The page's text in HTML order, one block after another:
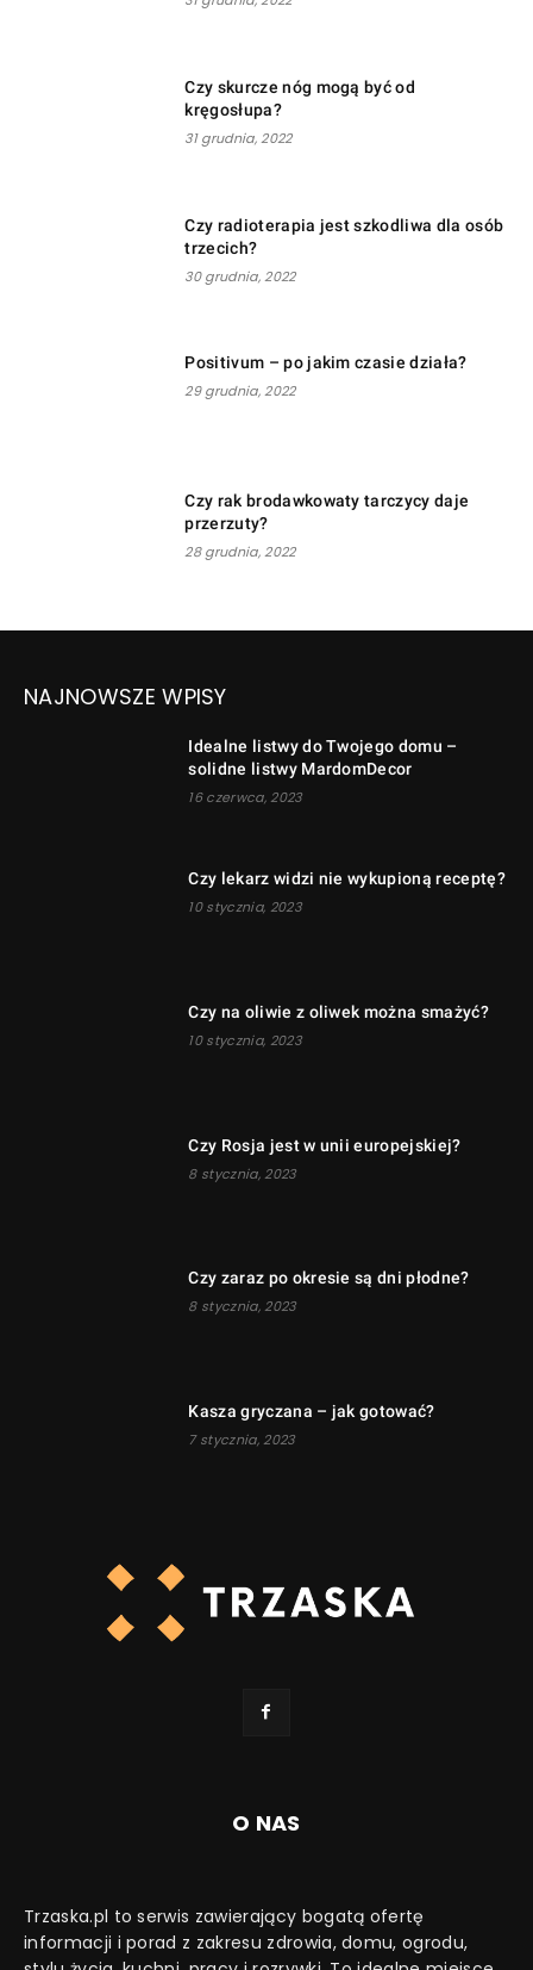
Czy skurcze nóg mogą być od
kręgosłupa?
31 grudnia, 2022
Czy radioterapia jest szkodliwa dla osób
trzecich?
30 grudnia, 2022
Positivum – po jakim czasie działa?
29 grudnia, 2022
Czy rak brodawkowaty tarczycy daje
przerzuty?
28 grudnia, 2022
NAJNOWSZE WPISY
Idealne listwy do Twojego domu –
solidne listwy MardomDecor
16 czerwca, 2023
Czy lekarz widzi nie wykupioną receptę?
10 stycznia, 2023
Czy na oliwie z oliwek można smażyć?
10 stycznia, 2023
Czy Rosja jest w unii europejskiej?
8 stycznia, 2023
Czy zaraz po okresie są dni płodne?
8 stycznia, 2023
Kasza gryczana – jak gotować?
7 stycznia, 2023
O NAS
Trzaska.pl to serwis zawierający bogatą ofertę
informacji i porad z zakresu zdrowia, domu, ogrodu,